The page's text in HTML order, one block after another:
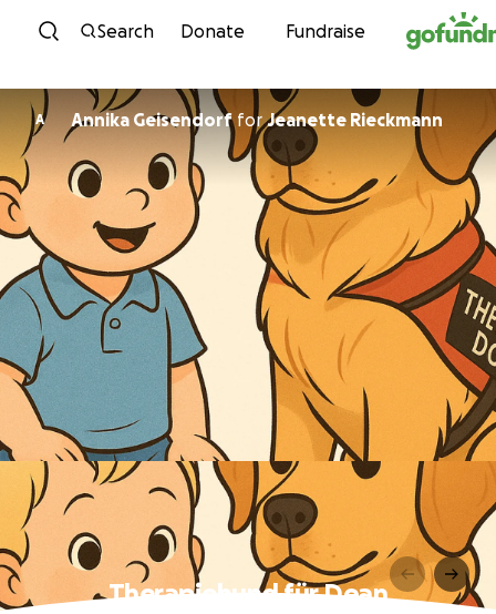
Skip to content
Search Donate Fundraise
A Annika Geisendorffor Jeanette Rieckmann
Therapiehund für Dean